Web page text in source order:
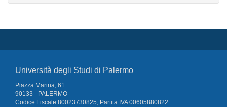
Università degli Studi di Palermo
Piazza Marina, 61
90133 - PALERMO
Codice Fiscale 80023730825, Partita IVA 00605880822